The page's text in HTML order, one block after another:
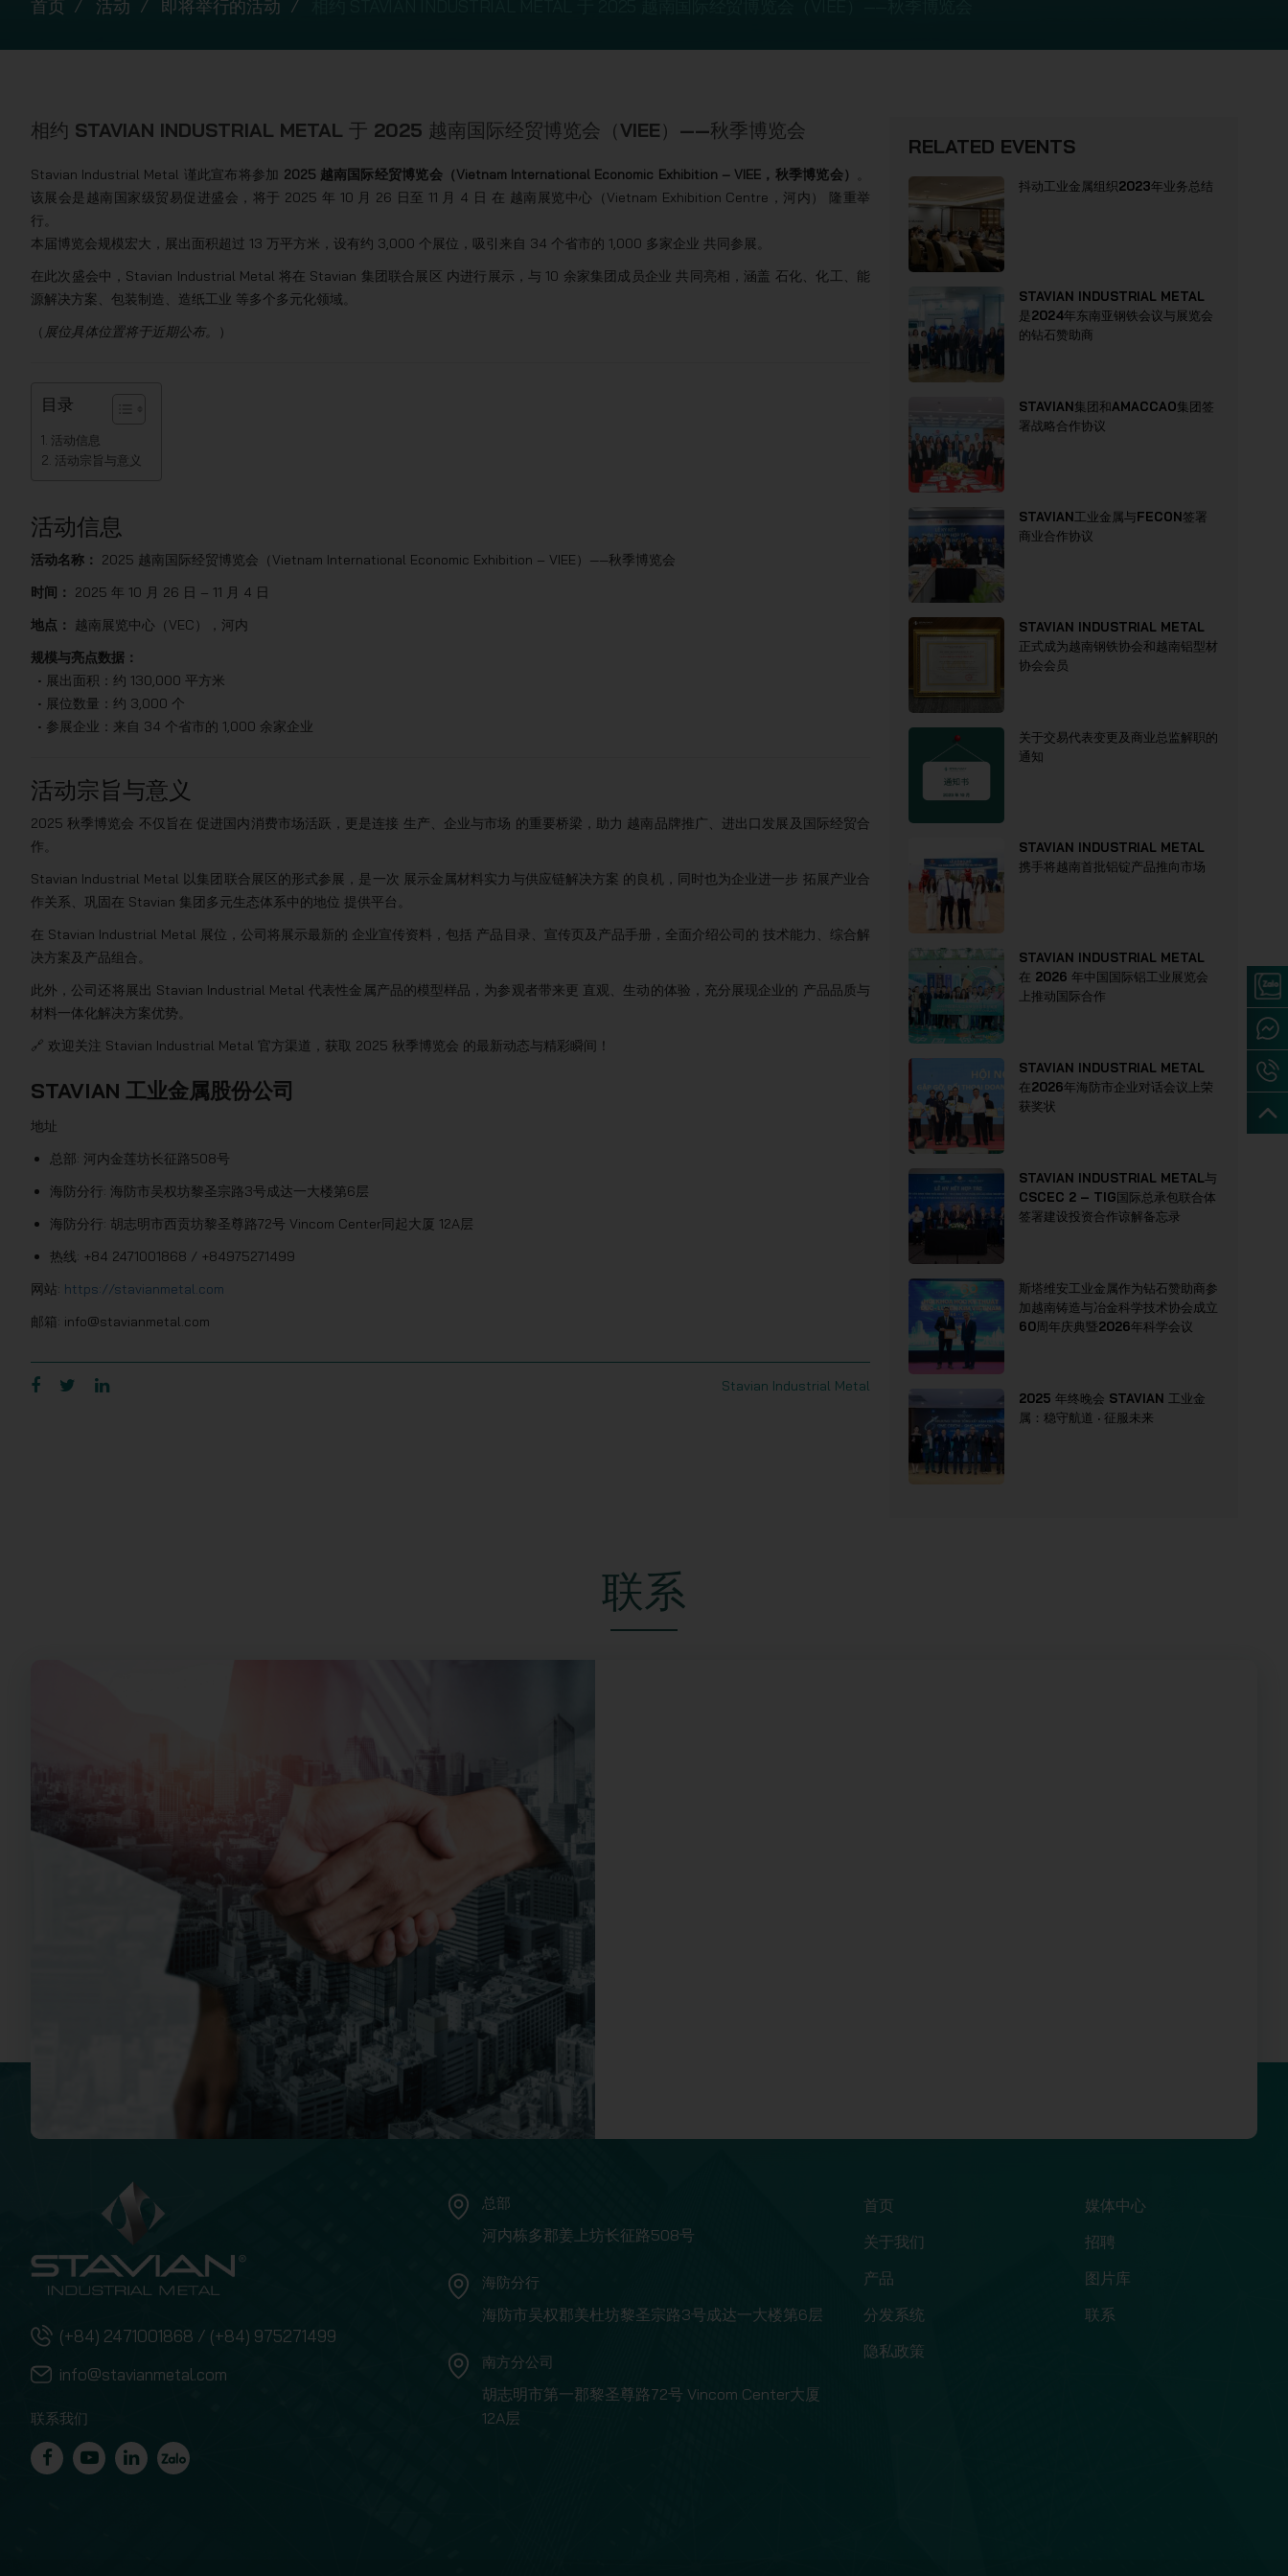
首页 活动 即将举行的活动
相约 STAVIAN INDUSTRIAL METAL 于 2025 越南国际经贸博览会（VIEE）——秋季博览会
Stavian Industrial Metal 谨此宣布将参加 2025 越南国际经贸博览会（Vietnam International Economic Exhibition – VIEE，秋季博览会）
该展会是越南国家级贸易促进盛会，将于 2025 年 10 月 26 日至 11 月 4 日 在 越南展览中心（Vietnam Exhibition Centre，河内） 隆重举
行。
本届博览会规模宏大，展出面积超过 13 万平方米，设有约 3,000 个展位，吸引来自 34 个省市的 1,000 多家企业 共同参展。
在此次盛会中，Stavian Industrial Metal 将在 Stavian 集团联合展区 内进行展示，与 10 余家集团成员企业 共同亮相，涵盖 石化、化工、能
源解决方案、包装制造、造纸工业 等多个多元化领域。
（ 展位具体位置将于近期公布。 ）
目录
活动信息
活动宗旨与意义
活动信息
活动名称：
2025 越南国际经贸博览会（Vietnam International Economic Exhibition – VIEE）——秋季博览会
时间：
2025 年 10 月 26 日 – 11 月 4 日
地点：
越南展览中心（VEC），河内
规模与亮点数据：
• 展出面积：约 130,000 平方米
• 展位数量：约 3,000 个
• 参展企业：来自 34 个省市的 1,000 余家企业
活动宗旨与意义
2025 秋季博览会 不仅旨在 促进国内消费市场活跃，更是连接 生产、企业与市场 的重要桥梁，助力 越南品牌推广、进出口发展及国际经贸合
作。
Stavian Industrial Metal 以集团联合展区的形式参展，是一次 展示金属材料实力与供应链解决方案 的良机，同时也为企业进一步 拓展产业合
作关系、巩固在 Stavian 集团多元生态体系中的地位 提供平台。
在 Stavian Industrial Metal 展位，公司将展示最新的 企业宣传资料，包括 产品目录、宣传页及产品手册，全面介绍公司的 技术能力、综合解
决方案及产品组合。
此外，公司还将展出 Stavian Industrial Metal 代表性金属产品的模型样品，为参观者带来更 直观、生动的体验，充分展现企业的 产品品质与
材料一体化解决方案优势。
🔗 欢迎关注 Stavian Industrial Metal 官方渠道，获取 2025 秋季博览会 的最新动态与精彩瞬间！
STAVIAN 工业金属股份公司
地址
总部: 河内金莲坊长征路508号
海防分行: 海防市吴权坊黎圣宗路3号成达一大楼第6层
海防分行: 胡志明市西贡坊黎圣尊路72号 Vincom Center同起大厦 12A层
热线: +84 2471001868 / +84975271499
网站: https://stavianmetal.com
邮箱: info@stavianmetal.com
Stavian Industrial Metal
RELATED EVENTS
抖动工业金属组织2023年业务总结
STAVIAN INDUSTRIAL METAL
是2024年东南亚钢铁会议与展览会
的钻石赞助商
STAVIAN集团和AMACCAO集团签
署战略合作协议
STAVIAN工业金属与FECON签署
商业合作协议
STAVIAN INDUSTRIAL METAL
正式成为越南钢铁协会和越南铝型材
协会会员
关于交易代表变更及商业总监解职的
通知
STAVIAN INDUSTRIAL METAL
携手将越南首批铝锭产品推向市场
STAVIAN INDUSTRIAL METAL
在 2026 年中国国际铝工业展览会
上推动国际合作
STAVIAN INDUSTRIAL METAL
在2026年海防市企业对话会议上荣
获奖状
STAVIAN INDUSTRIAL METAL与
CSCEC 2 – TIG国际总承包联合体
签署建设投资合作谅解备忘录
斯塔维安工业金属作为钻石赞助商参
加越南铸造与冶金科学技术协会成立
60周年庆典暨2026年科学会议
2025 年终晚会 STAVIAN 工业金
属：稳守航道 · 征服未来
联系
(+84) 2471001868 / (+84) 975271499
info@stavianmetal.com
联系我们
总部
河内栋多郡姜上坊长征路508号
海防分行
海防市吴权郡美杜坊黎圣宗路3号成达一大楼第6层
南方分公司
胡志明市第一郡黎圣尊路72号 Vincom Center大厦
12A层
首页
关于我们
产品
分发系统
隐私政策
媒体中心
招聘
图片库
联系